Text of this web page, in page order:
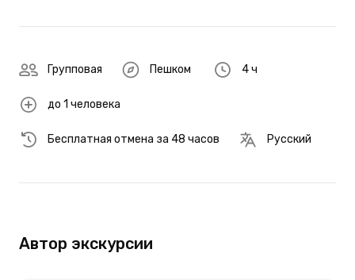
Групповая Пешком 4 ч
до 1 человека
Бесплатная отмена за 48 часов Русский
Автор экскурсии